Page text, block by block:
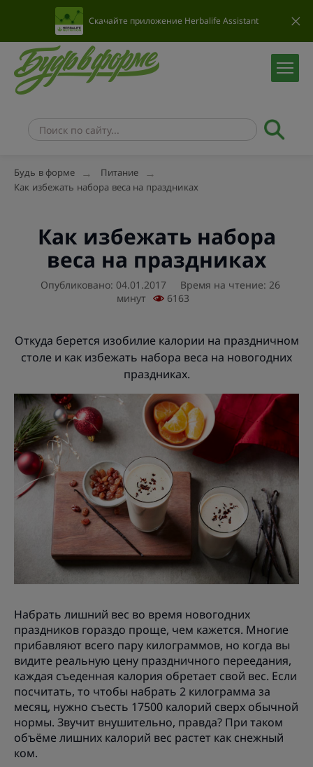
Скачайте приложение Herbalife Assistant
Будь в форме
Питание
Как избежать набора веса на праздниках
Как избежать набора
веса на праздниках
Опубликовано: 04.01.2017
Время на чтение: 26
минут
6163
Откуда берется изобилие калории на праздничном
столе и как избежать набора веса на новогодних
праздниках.
Набрать лишний вес во время новогодних
праздников гораздо проще, чем кажется. Многие
прибавляют всего пару килограммов, но когда вы
видите реальную цену праздничного переедания,
каждая съеденная калория обретает свой вес. Если
посчитать, то чтобы набрать 2 килограмма за
месяц, нужно съесть 17500 калорий сверх обычной
нормы. Звучит внушительно, правда? При таком
объёме лишних калорий вес растет как снежный
ком.